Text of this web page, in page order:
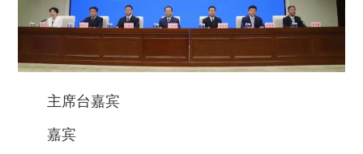
主席台嘉宾
嘉宾